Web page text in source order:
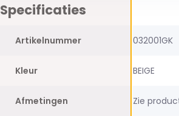
Specificaties
Artikelnummer 032001GK
Kleur BEIGE
Afmetingen Zie